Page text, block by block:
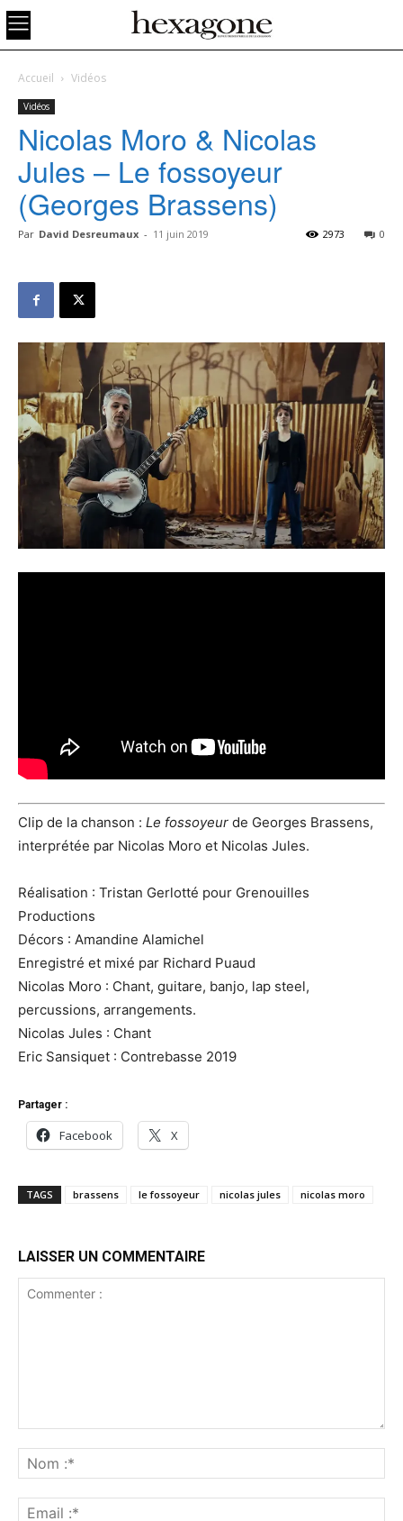
Accueil Vidéos
Vidéos
Nicolas Moro & Nicolas
Jules – Le fossoyeur
(Georges Brassens)
Par David Desreumaux - 11 juin 2019 0
2973
Clip de la chanson : Le fossoyeur de Georges Brassens,
interprétée par Nicolas Moro et Nicolas Jules.
Réalisation : Tristan Gerlotté pour Grenouilles
Productions
Décors : Amandine Alamichel
Enregistré et mixé par Richard Puaud
Nicolas Moro : Chant, guitare, banjo, lap steel,
percussions, arrangements.
Nicolas Jules : Chant
Eric Sansiquet : Contrebasse 2019
Partager :
Facebook X
TAGS brassens le fossoyeur nicolas jules nicolas moro
LAISSER UN COMMENTAIRE